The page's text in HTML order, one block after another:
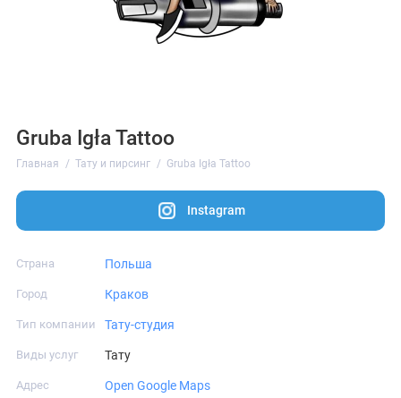
Gruba Igła Tattoo
Главная Тату и пирсинг Gruba Igła Tattoo
Instagram
Страна Польша
Город Краков
Тип компании Тату-студия
Виды услуг Тату
Адрес Open Google Maps